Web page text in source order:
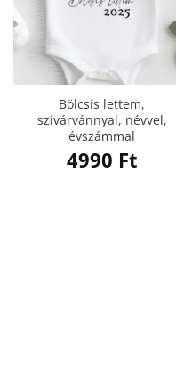
Bölcsis lettem,
szivárvánnyal, névvel,
évszámmal
4990 Ft